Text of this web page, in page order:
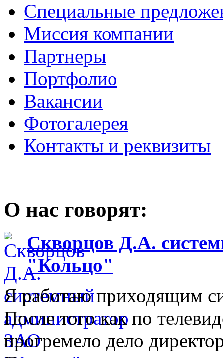
Специальные
Миссия компании
Партнеры
Портфолио
Вакансии
Фотогалерея
Контакты и реквизиты
О нас говорят:
Скворцов Д.А.
"Кольцо"
Я работаю приходящим
После того как по
прогремело дело